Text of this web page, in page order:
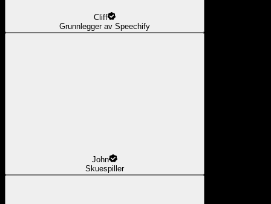
Cliff
Grunnlegger av Speechify
John
Skuespiller